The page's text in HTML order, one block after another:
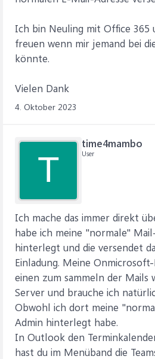
Ich bin Neuling mit Office 365
freuen wenn mir jemand bei
könnte.
Vielen Dank
4. Oktober 2023
T
time4mambo
User
Ich mache das immer direkt
habe ich meine "normale"
hinterlegt und die versendet
Einladung. Meine
einen zum sammeln der Mails
Server und brauche ich
Obwohl ich dort meine
Admin hinterlegt habe.
In Outlook den
hast du im Menüband die